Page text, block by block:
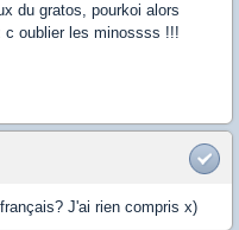
du gratos, pourkoi alors
c oublier les minossss !!!
J'ai rien compris x)